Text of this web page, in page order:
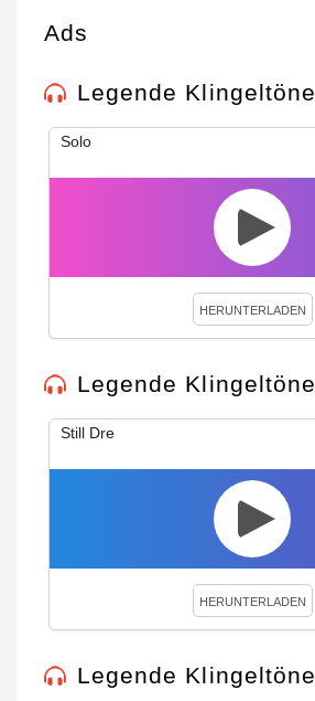
Ads
Legende Klingeltöne
Solo
HERUNTERLADEN
Legende Klingeltöne
Still Dre
HERUNTERLADEN
Legende Klingeltöne